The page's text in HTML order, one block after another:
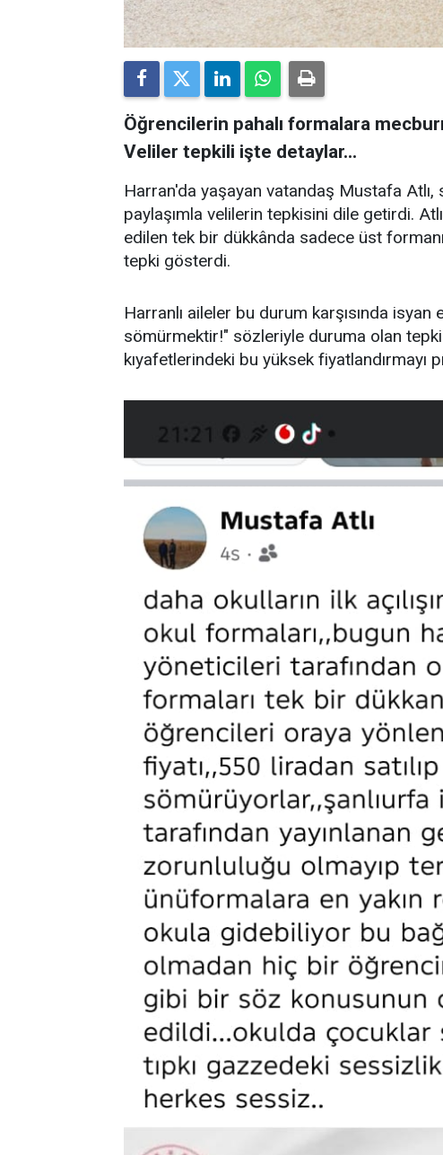
Öğrencilerin pahalı formalara
Veliler tepkili işte detaylar...
Harran'da yaşayan vatandaş Mustafa Atlı,
paylaşımla velilerin tepkisini dile getirdi.
edilen tek bir dükkânda sadece üst
tepki gösterdi.
Harranlı aileler bu durum karşısında isyan
sömürmektir!" sözleriyle duruma olan
kıyafetlerindeki bu yüksek fiyatlandırmayı